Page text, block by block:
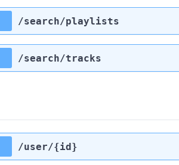
/search/playlists
/search/tracks
/user/{id}